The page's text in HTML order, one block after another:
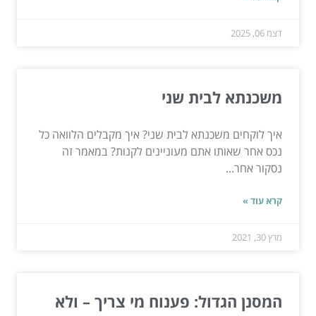
דצמ 06, 2025
משכנתא לבית שני
איך לוקחים משכנתא לבית שני? איך מקבלים הלוואה כל
נכס אחר שאותו אתם מעוניינים לקנות? במאמר זה
נסקור אחר...
קרא עוד »
מרץ 30, 2021
המסנן הגדול: פענוח מי צריך – ולא